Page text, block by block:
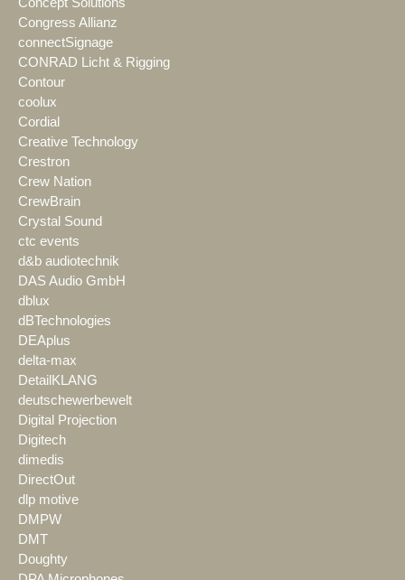
Congress Allianz
connectSignage
CONRAD Licht & Rigging
Contour
coolux
Cordial
Creative Technology
Crestron
Crew Nation
CrewBrain
Crystal Sound
ctc events
d&b audiotechnik
DAS Audio GmbH
dblux
dBTechnologies
DEAplus
delta-max
DetailKLANG
deutschewerbewelt
Digital Projection
Digitech
dimedis
DirectOut
dlp motive
DMPW
DMT
Doughty